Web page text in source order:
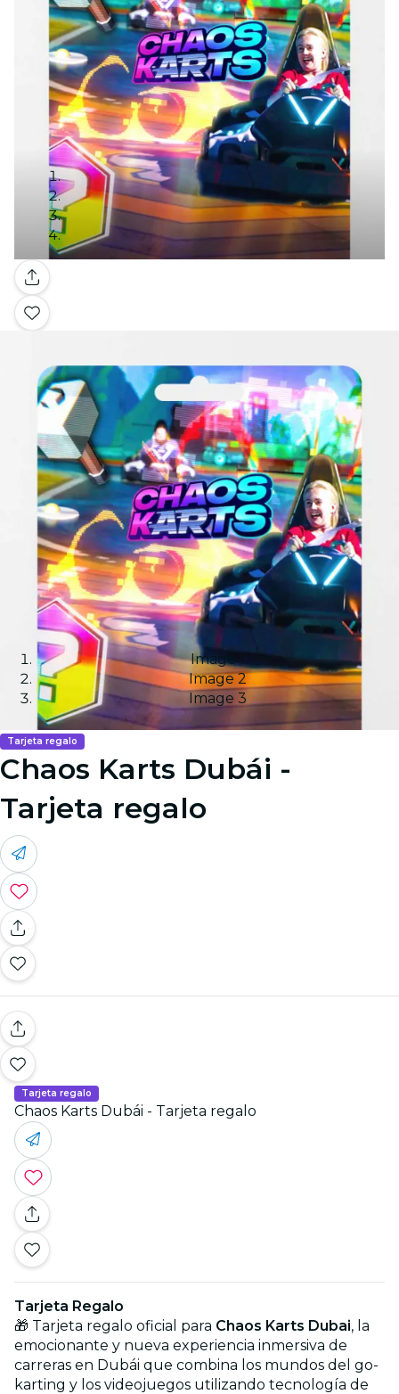
Galería
Image 1
Image 2
Image 3
Tarjeta regalo
Chaos Karts Dubái -
Tarjeta regalo
Tarjeta regalo
Chaos Karts Dubái - Tarjeta regalo
Tarjeta Regalo
🎁 Tarjeta regalo oficial para Chaos Karts Dubai, la
emocionante y nueva experiencia inmersiva de
carreras en Dubái que combina los mundos del go-
karting y los videojuegos utilizando tecnología de